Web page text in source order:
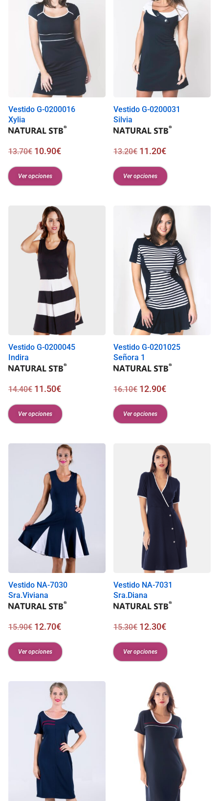
Vestido G-0200016
Xylia
13.70€ 10.90€
Ver opciones
Vestido G-0200031
Silvia
13.20€ 11.20€
Ver opciones
Vestido G-0200045
Indira
14.40€ 11.50€
Ver opciones
Vestido G-0201025
Señora 1
16.10€ 12.90€
Ver opciones
Vestido NA-7030
Sra.Viviana
15.90€ 12.70€
Ver opciones
Vestido NA-7031
Sra.Diana
15.30€ 12.30€
Ver opciones